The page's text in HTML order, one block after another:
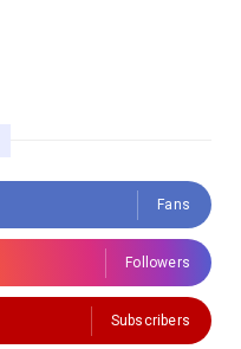
Fans
Followers
Subscribers